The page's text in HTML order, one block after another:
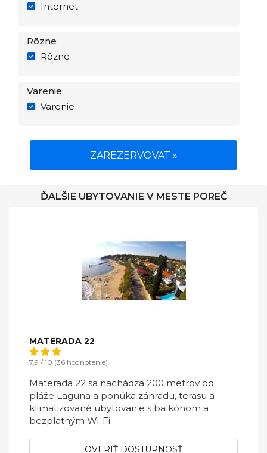
Internet
Rôzne
Rôzne
Varenie
Varenie
ZAREZERVOVAT »
ĎALŠIE UBYTOVANIE V MESTE POREČ
MATERADA 22
7,9 / 10 (36 hodnotenie)
Materada 22 sa nachádza 200 metrov od
pláže Laguna a ponúka záhradu, terasu a
klimatizované ubytovanie s balkónom a
bezplatným Wi-Fi.
OVERIŤ DOSTUPNOSŤ